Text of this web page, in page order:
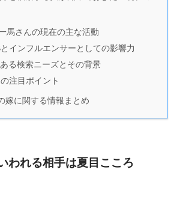
馬さんの現在の主な活動
インフルエンサーとしての影響力
る検索ニーズとその背景
注目ポイント
嫁に関する情報まとめ
われる相手は夏目こころ